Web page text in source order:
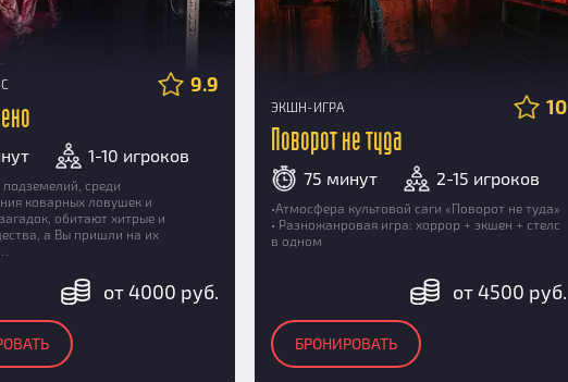
9.9
1-10 игроков
среди
коварных ловушек и
обитают хитрые и
а Вы пришли на их
от 4000 руб.
ЭКШН-ИГРА 10
Поворот не туда
75 минут 2-15 игроков
•Атмосфера культовой саги «Поворот не туда»
• Разножанровая игра: хоррор + экшен + стелс
в одном
от 4500 руб.
БРОНИРОВАТЬ